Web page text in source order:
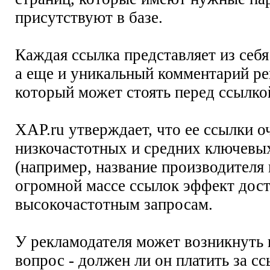
присутствуют в базе.
Каждая ссылка представляет из
а еще и уникальный комментарий
который может стоять перед
XAP.ru утверждает, что ее ссылки
низкочастотных и средних
(например, название
огромной массе ссылок эффект
высокочастотным запросам.
У рекламодателя может
вопрос - должен ли он платить за